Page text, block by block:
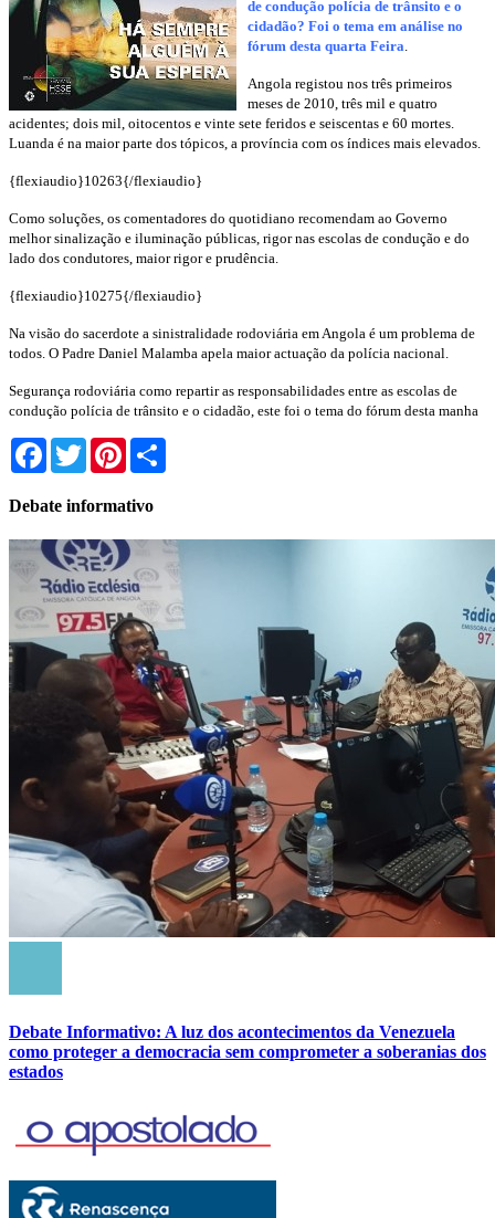
de condução polícia de trânsito e o
cidadão? Foi o tema em análise no
fórum desta quarta Feira
Angola registou nos três primeiros
meses de 2010, três mil e quatro
acidentes; dois mil, oitocentos e vinte sete feridos e seiscentas e 60 mortes.
Luanda é na maior parte dos tópicos, a província com os índices mais elevados.
{flexiaudio}10263{/flexiaudio}
Como soluções, os comentadores do quotidiano recomendam ao Governo
melhor sinalização e iluminação públicas, rigor nas escolas de condução e do
lado dos condutores, maior rigor e prudência.
{flexiaudio}10275{/flexiaudio}
Na visão do sacerdote a sinistralidade rodoviária em Angola é um problema de
todos. O Padre Daniel Malamba apela maior actuação da polícia nacional.
Segurança rodoviária como repartir as responsabilidades entre as escolas de
condução polícia de trânsito e o cidadão, este foi o tema do fórum desta manha
Facebook
TwitterPinterest
Debate informativo
Debate Informativo: A luz dos acontecimentos da Venezuela
como proteger a democracia sem comprometer a soberanias dos
estados